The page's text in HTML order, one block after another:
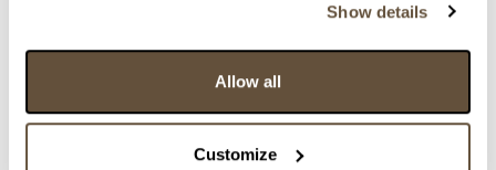
Show details
Allow all
Customize
Částka Přihozeno
Přihodil
limit (24.04.2024 20:08:07)
35 000 Kč
24.04.2024 20:08:08
2405
limit (24.04.2024 20:06:51)